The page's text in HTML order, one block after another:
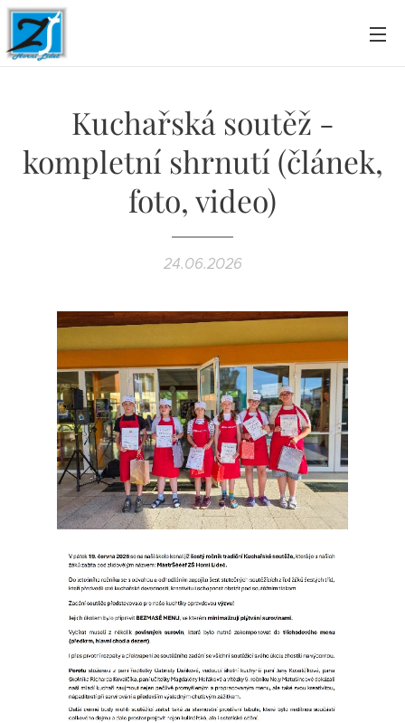
Kuchařská soutěž -
kompletní shrnutí (článek,
foto, video)
24.06.2026